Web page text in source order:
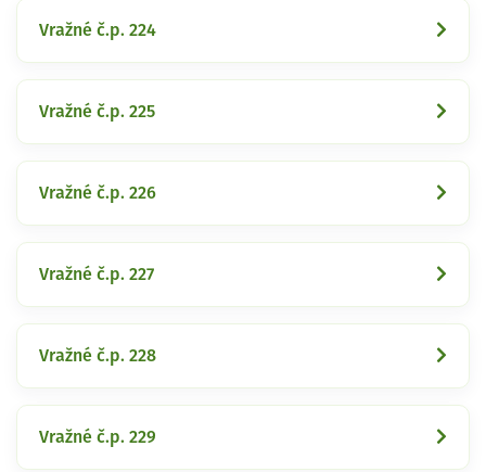
Vražné č.p. 224
Vražné č.p. 225
Vražné č.p. 226
Vražné č.p. 227
Vražné č.p. 228
Vražné č.p. 229